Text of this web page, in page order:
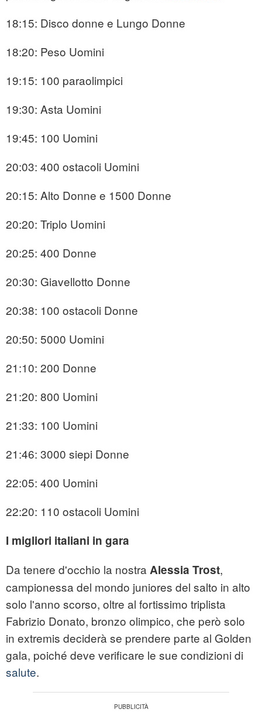
18:15: Disco donne e Lungo Donne
18:20: Peso Uomini
19:15: 100 paraolimpici
19:30: Asta Uomini
19:45: 100 Uomini
20:03: 400 ostacoli Uomini
20:15: Alto Donne e 1500 Donne
20:20: Triplo Uomini
20:25: 400 Donne
20:30: Giavellotto Donne
20:38: 100 ostacoli Donne
20:50: 5000 Uomini
21:10: 200 Donne
21:20: 800 Uomini
21:33: 100 Uomini
21:46: 3000 siepi Donne
22:05: 400 Uomini
22:20: 110 ostacoli Uomini
I migliori italiani in gara
Da tenere d'occhio la nostra Alessia Trost,
campionessa del mondo juniores del salto in alto
solo l'anno scorso, oltre al fortissimo triplista
Fabrizio Donato, bronzo olimpico, che però solo
in extremis deciderà se prendere parte al Golden
gala, poiché deve verificare le sue condizioni di
salute.